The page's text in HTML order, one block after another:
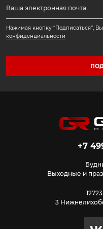
Нажимая кнопку “Подписаться”,
конфиденциальности
+7
Выходные и
3